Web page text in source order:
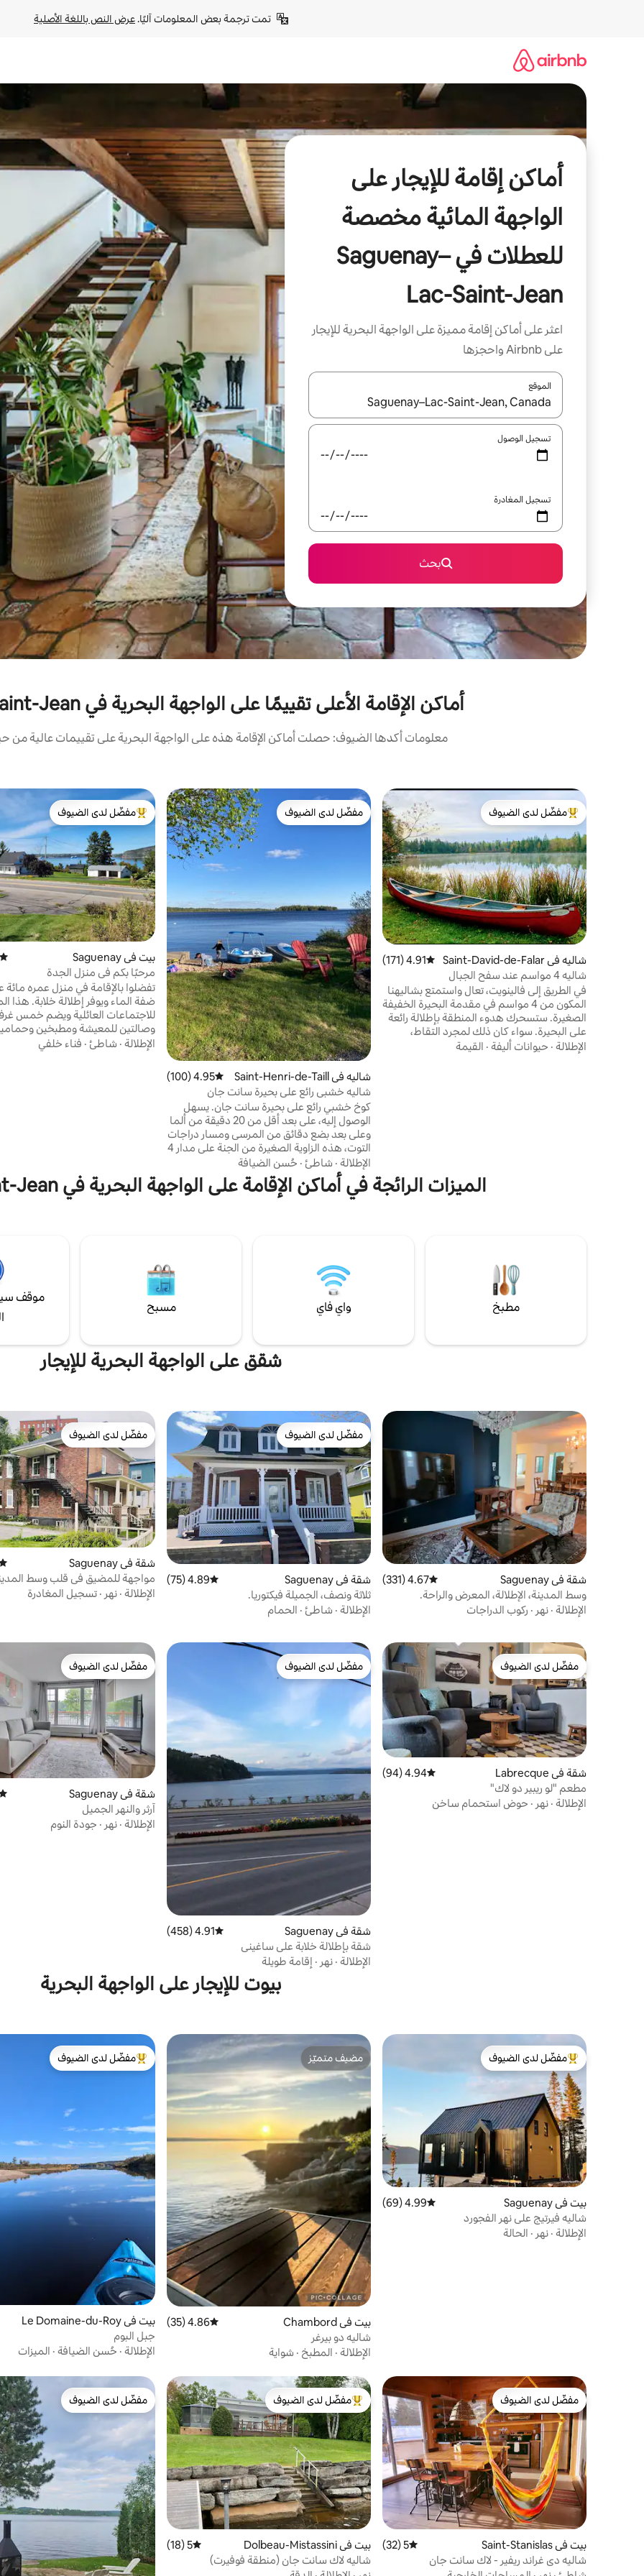
تمت ترجمة بعض المعلومات آليًا. عرض النص باللغة الأصلية
أماكن إقامة للإيجار على
الواجهة المائية مخصصة
للعطلات في Saguenay–
Lac-Saint-Jean
اعثر على أماكن إقامة مميزة على الواجهة البحرية للإيجار
على Airbnb واحجزها
الموقع
عند توفر النتائج، انتقل باستخدام السهمين لأعلى ولأسفل أو استكشف عن طريق اللمس أو السحب.
تسجيل الوصول
تسجيل المغادرة
بحث
أماكن الإقامة الأعلى تقييمًا على الواجهة البحرية في Saguenay–Lac-Saint-Jean
معلومات أكدها الضيوف: حصلت أماكن الإقامة هذه على الواجهة البحرية على تقييمات عالية من
من أبرز البيوت المفضّلة لدى الضيوف
مفضّل لدى الضيوف
شاليه في Saint-David-de-Falar
deau
متوسط التقييم 4.91 من 5، 171 مراجعات
4.91 (171)
شاليه 4 مواسم عند سفح الجبال
في الطريق إلى فالينويت، تعال واستمتع بشاليهنا
المكون من 4 مواسم في مقدمة البحيرة الخفيفة
الصغيرة. ستسحرك هدوء المنطقة بإطلالة رائعة
على البحيرة. سواء كان ذلك لمجرد التقاط،
والاسترخاء، والزورق، وقوارب الكاياك، وركوب
الدراجات الجبلية والتزلج على الجليد ، سيجد
الإطلالة · حيوانات أليفة · القيمة
مفضّل لدى الضيوف
مفضّل لدى الضيوف
شاليه في Saint-Henri-de-Taill
on
متوسط التقييم 4.95 من 5، 100 مراجعات
4.95 (100)
شاليه خشبي رائع على بحيرة سانت جان
كوخ خشبي رائع على بحيرة سانت جان. يسهل
الوصول إليه، على بعد أقل من 20 دقيقة من ألما
وعلى بعد بضع دقائق من المرسى ومسار دراجات
التوت، هذه الزاوية الصغيرة من الجنة على مدار 4
مواسم تتميز بأرض رائعة. الصيف: شاطئ خاص
من الرمال الناعمة مثالي للسباحة (متضمن لوح
التجديف ودراجة مائية). الشتاء: يمكن لعشاق
الجليد الاستمتاع بالمسارات الموجودة أمامهم
الإطلالة · شاطئ · حُسن الضيافة
من أبرز البيوت المفضّلة لدى الضيوف
مفضّل لدى الضيوف
بيت في Saguenay
مرحبًا بكم في منزل الجدة
تفضلوا بالإقامة في منزل عمره مائة
ضفة الماء ويوفر إطلالة خلابة. هذا
للاجتماعات العائلية ويضم خمس
وصالتين للمعيشة ومطبخين
الوصول مباشرة من المنزل إلى
الإطلالة · شاطئ · فناء خلفي
الميزات الرائجة في أماكن الإقامة على الواجهة البحرية في Saguenay–Lac-Saint-Jean
مطبخ واي فاي مسبح
موقف
شقق على الواجهة البحرية للإيجار
شقة في Saguenay متوسط التقييم 4.67 من 5، 331 مراجعات
4.67 (331)
وسط المدينة، الإطلالة، المعرض والراحة.
الإطلالة · نهر · ركوب الدراجات
مفضّل لدى الضيوف
مفضّل لدى الضيوف
شقة في Saguenay متوسط التقييم 4.89 من 5، 75 مراجعات
4.89 (75)
ثلاثة ونصف، الجميلة فيكتوريا.
الإطلالة · شاطئ · الحمام
مفضّل لدى الضيوف
مفضّل لدى الضيوف
شقة في Saguenay
مواجهة للمضيق في قلب وسط
الإطلالة · نهر · تسجيل المغادرة
مفضّل لدى الضيوف
مفضّل لدى الضيوف
شقة في Labrecque متوسط التقييم 4.94 من 5، 94 مراجعات
4.94 (94)
مطعم "لو ريبير دو لاك"
الإطلالة · نهر · حوض استحمام ساخن
مفضّل لدى الضيوف
مفضّل لدى الضيوف
شقة في Saguenay متوسط التقييم 4.91 من 5، 458 مراجعات
4.91 (458)
شقة بإطلالة خلابة على ساغيني
الإطلالة · نهر · إقامة طويلة
مفضّل لدى الضيوف
مفضّل لدى الضيوف
شقة في Saguenay
آرثر والنهر الجميل
الإطلالة · نهر · جودة النوم
بيوت للإيجار على الواجهة البحرية
من أبرز البيوت المفضّلة لدى الضيوف
مفضّل لدى الضيوف
بيت في Saguenay متوسط التقييم 4.99 من 5، 69 مراجعات
4.99 (69)
شاليه فيرتيج على نهر الفجورد
الإطلالة · نهر · الحالة
مضيف متميّز
مضيف متميّز
بيت في Chambord متوسط التقييم 4.86 من 5، 35 مراجعات
4.86 (35)
شاليه دو بيرغر
الإطلالة · المطبخ · شواية
من أبرز البيوت المفضّلة لدى الضيوف
مفضّل لدى الضيوف
بيت في Le Domaine-du-Roy
جبل البوم
الإطلالة · حُسن الضيافة · الميزات
مفضّل لدى الضيوف
مفضّل لدى الضيوف
بيت في Saint-Stanislas متوسط التقييم 5 من 5، 32 مراجعات
5 (32)
شاليه دي غراند ريفير - لاك سانت جان
من أبرز البيوت المفضّلة لدى الضيوف
مفضّل لدى الضيوف
بيت في Dolbeau-Mistassini متوسط التقييم 5 من 5، 18 مراجعات
5 (18)
شاليه لاك سانت جان (منطقة فوفيرت)
مفضّل لدى الضيوف
مفضّل لدى الضيوف